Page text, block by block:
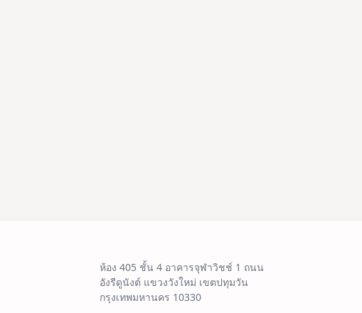
ห้อง 405 ชั้น 4 อาคารจุฬาวิชช์ 1 ถนน
อังรีดูนังต์ แขวงวังใหม่ เขตปทุมวัน
กรุงเทพมหานคร 10330